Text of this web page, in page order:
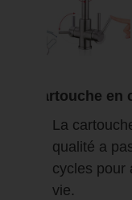
Cartouche en
La
qualité a
cycles pour
vie.